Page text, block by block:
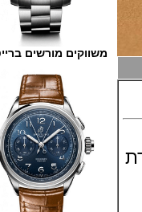
משווקים מורשים ברייטלינג